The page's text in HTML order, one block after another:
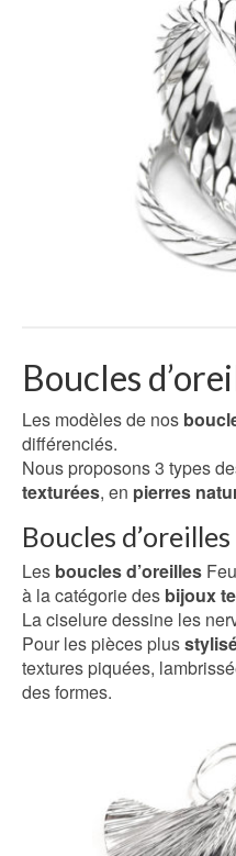
Boucles
Les modèles de nos
différenciés.
Nous proposons 3 types
texturées, en pierres
Boucles
Les boucles d’oreilles
à la catégorie des bijoux
La ciselure dessine les
Pour les pièces plus
textures piquées,
des formes.